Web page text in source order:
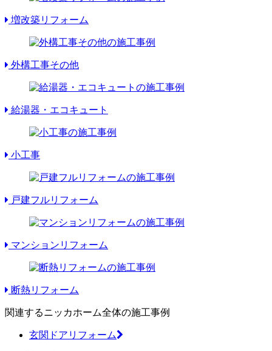
増改築リフォーム
外構工事その他
給湯器・エコキュート
小工事
戸建フルリフォーム
マンションリフォーム
断熱リフォーム
関連するニッカホーム全体の施工事例
玄関ドアリフォーム